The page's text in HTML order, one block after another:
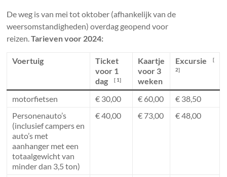
De weg is van mei tot oktober (afhankelijk van de
weersomstandigheden) overdag geopend voor
reizen.Tarieven voor 2024:
Voertuig
Ticket
voor 1
dag[ 1]
Kaartje
voor 3
weken
Excursie[
2]
motorfietsen € 30,00 € 60,00
€ 38,50
Personenauto’s
(inclusief campers en
auto’s met
aanhanger met een
totaalgewicht van
minder dan 3,5 ton)
€ 40,00 € 73,00 € 48,00